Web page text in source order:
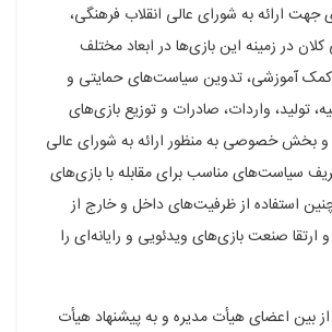
جهت ارائه به شورای عالی انقلاب فرهنگی،
در زمینه این بازی‌ها در ابعاد مختلف
آموزشی، تدوین سیاست‌های حمایتی و
تولید، واردات، صادرات و توزیع بازی‌های
و بخش خصوصی به منظور ارائه به شورای عالی
سیاست‌های مناسب برای مقابله با بازی‌های
استفاده از ظرفیت‌های داخل و خارج از
صنعت بازی‌های ویدئویی و رایانه‌ای را
از بین اعضای هیأت مدیره و به پیشنهاد هیأت